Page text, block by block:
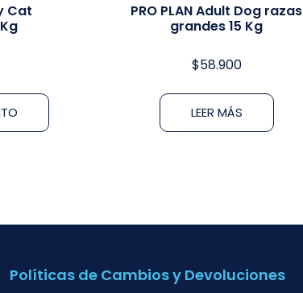
Cat
PRO PLAN Adult Dog razas
grandes 15 Kg
$58.900
LEER MÁS
Políticas de Cambios y Devoluciones